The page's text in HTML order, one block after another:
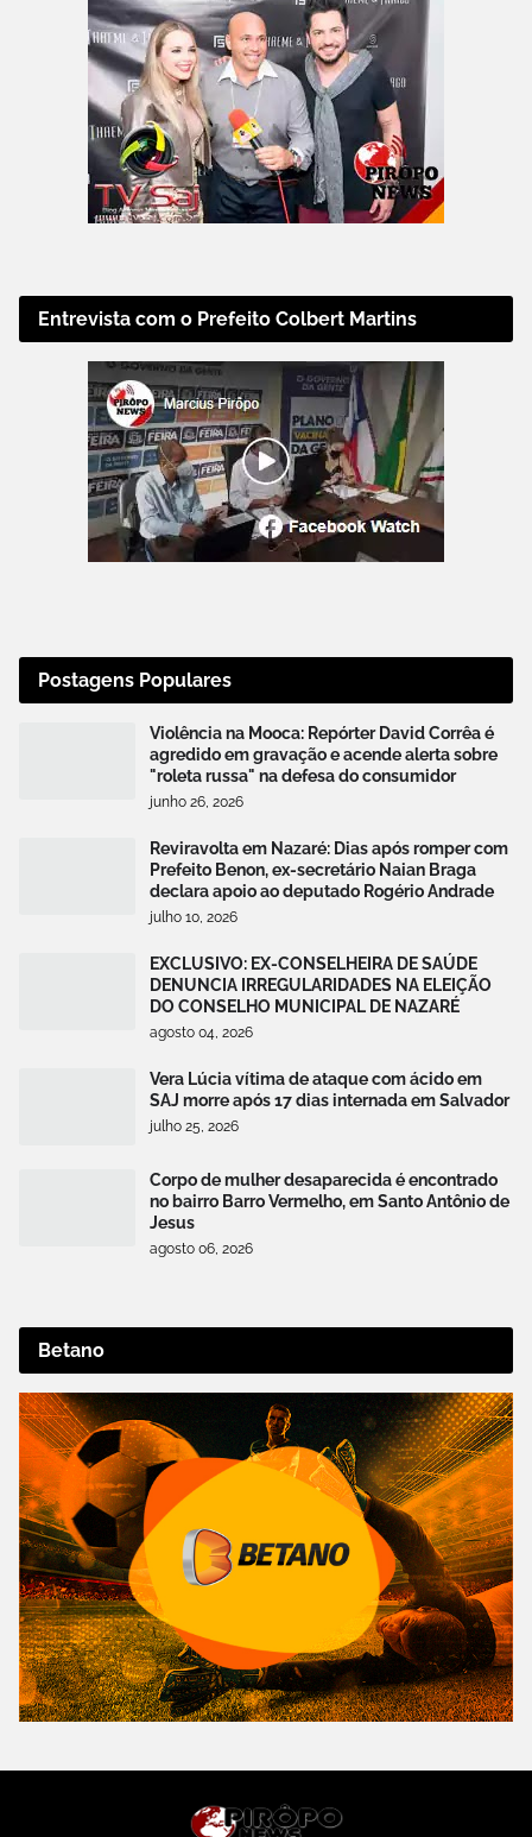
Entrevista com o Prefeito Colbert Martins
Postagens Populares
Violência na Mooca: Repórter David Corrêa é
agredido em gravação e acende alerta sobre
"roleta russa" na defesa do consumidor
junho 26, 2026
Reviravolta em Nazaré: Dias após romper com
Prefeito Benon, ex-secretário Naian Braga
declara apoio ao deputado Rogério Andrade
julho 10, 2026
EXCLUSIVO: EX-CONSELHEIRA DE SAÚDE
DENUNCIA IRREGULARIDADES NA ELEIÇÃO
DO CONSELHO MUNICIPAL DE NAZARÉ
agosto 04, 2026
Vera Lúcia vítima de ataque com ácido em
SAJ morre após 17 dias internada em Salvador
julho 25, 2026
Corpo de mulher desaparecida é encontrado
no bairro Barro Vermelho, em Santo Antônio de
Jesus
agosto 06, 2026
Betano